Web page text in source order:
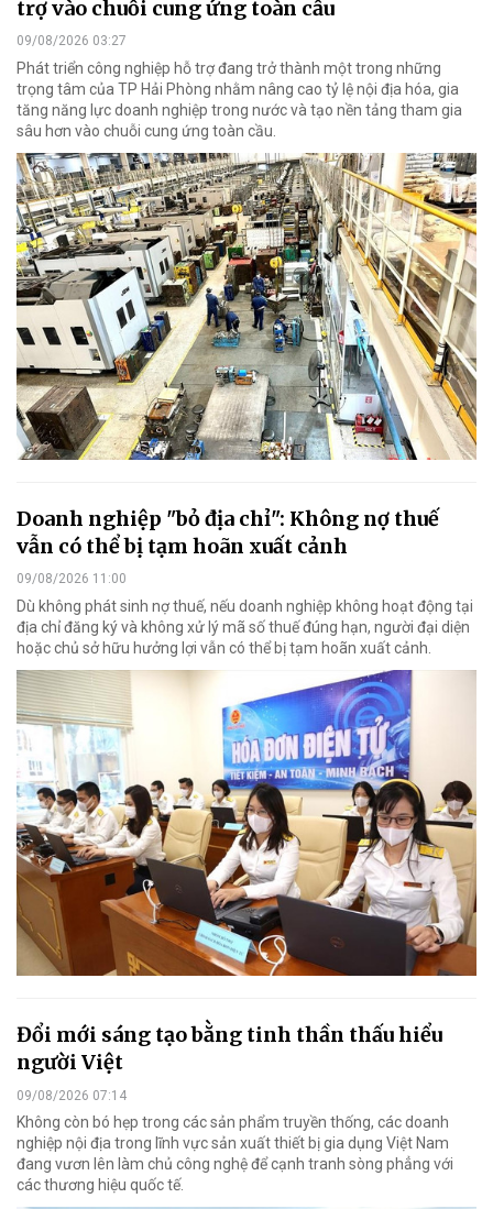
trợ vào chuỗi cung ứng toàn cầu
09/08/2026 03:27
Phát triển công nghiệp hỗ trợ đang trở thành một trong những
trọng tâm của TP Hải Phòng nhằm nâng cao tỷ lệ nội địa hóa, gia
tăng năng lực doanh nghiệp trong nước và tạo nền tảng tham gia
sâu hơn vào chuỗi cung ứng toàn cầu.
Doanh nghiệp "bỏ địa chỉ": Không nợ thuế
vẫn có thể bị tạm hoãn xuất cảnh
09/08/2026 11:00
Dù không phát sinh nợ thuế, nếu doanh nghiệp không hoạt động tại
địa chỉ đăng ký và không xử lý mã số thuế đúng hạn, người đại diện
hoặc chủ sở hữu hưởng lợi vẫn có thể bị tạm hoãn xuất cảnh.
Đổi mới sáng tạo bằng tinh thần thấu hiểu
người Việt
09/08/2026 07:14
Không còn bó hẹp trong các sản phẩm truyền thống, các doanh
nghiệp nội địa trong lĩnh vực sản xuất thiết bị gia dụng Việt Nam
đang vươn lên làm chủ công nghệ để cạnh tranh sòng phẳng với
các thương hiệu quốc tế.